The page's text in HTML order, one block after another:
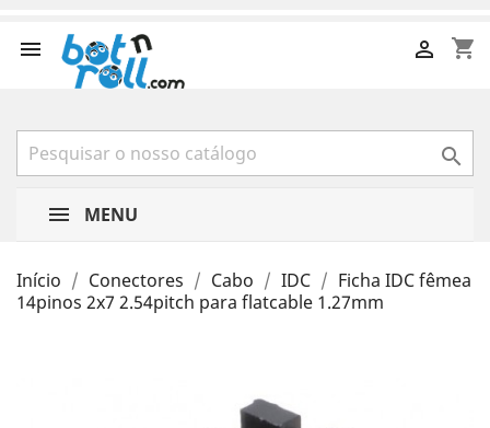
 shopping_cart


MENU
Início Conectores Cabo IDC
Ficha IDC fêmea
14pinos 2x7 2.54pitch para flatcable 1.27mm